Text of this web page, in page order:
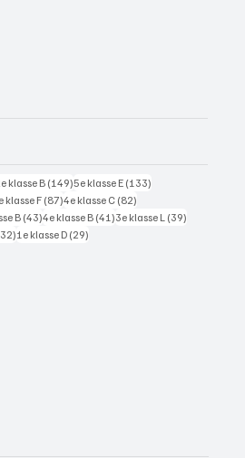
posts
klasse B (149)149 posts
5e klasse E (133)
posts
klasse F (87)87 posts
4e klasse C (82)
B(43)43 posts
4e klasse B (41)41 posts
3e klasse L (39)
32 posts
1e klasse D (29)